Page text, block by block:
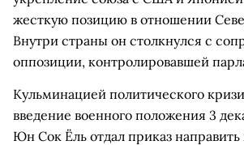
жесткую позицию в отношении
Внутри страны он столкнулся с
оппозиции, контролировавшей
Кульминацией политического
введение военного положения 3
Юн Сок Ёль отдал приказ